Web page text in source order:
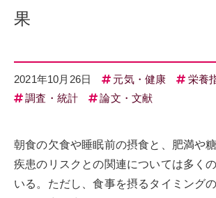
果
2021年10月26日 元気・健康
栄養
調査・統計
論文・文献
朝食の欠食や睡眠前の摂食と、肥満や
疾患のリスクとの関連については多く
いる。ただし、食事を摂るタイミング